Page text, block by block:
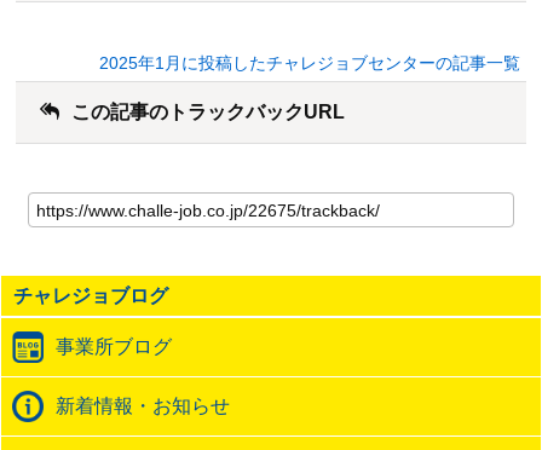
2025年1月に投稿したチャレジョブセンターの記事一覧
この記事のトラックバックURL
の
記
の
ト
ッ
ク
バ
ッ
チャレジョブログ
事業所ブログ
新着情報・お知らせ